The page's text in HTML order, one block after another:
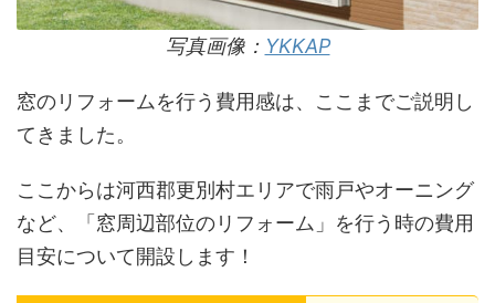
写真画像： YKKAP
窓のリフォームを行う費用感は、ここまでご説明し
てきました。
ここからは河西郡更別村エリアで雨戸やオーニング
など、「窓周辺部位のリフォーム」を行う時の費用
目安について開設します！